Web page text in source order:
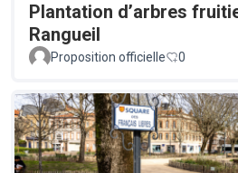
Plantation d’arbres
Rangueil
Proposition officielle 0